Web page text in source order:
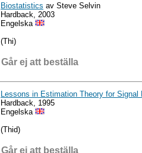
Biostatistics av Steve Selvin
Hardback, 2003
Engelska
(Thi)
Går ej att beställa
Lessons in Estimation Theory for
Hardback, 1995
Engelska
(Thid)
Går ej att beställa